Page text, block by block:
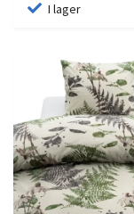
I lager